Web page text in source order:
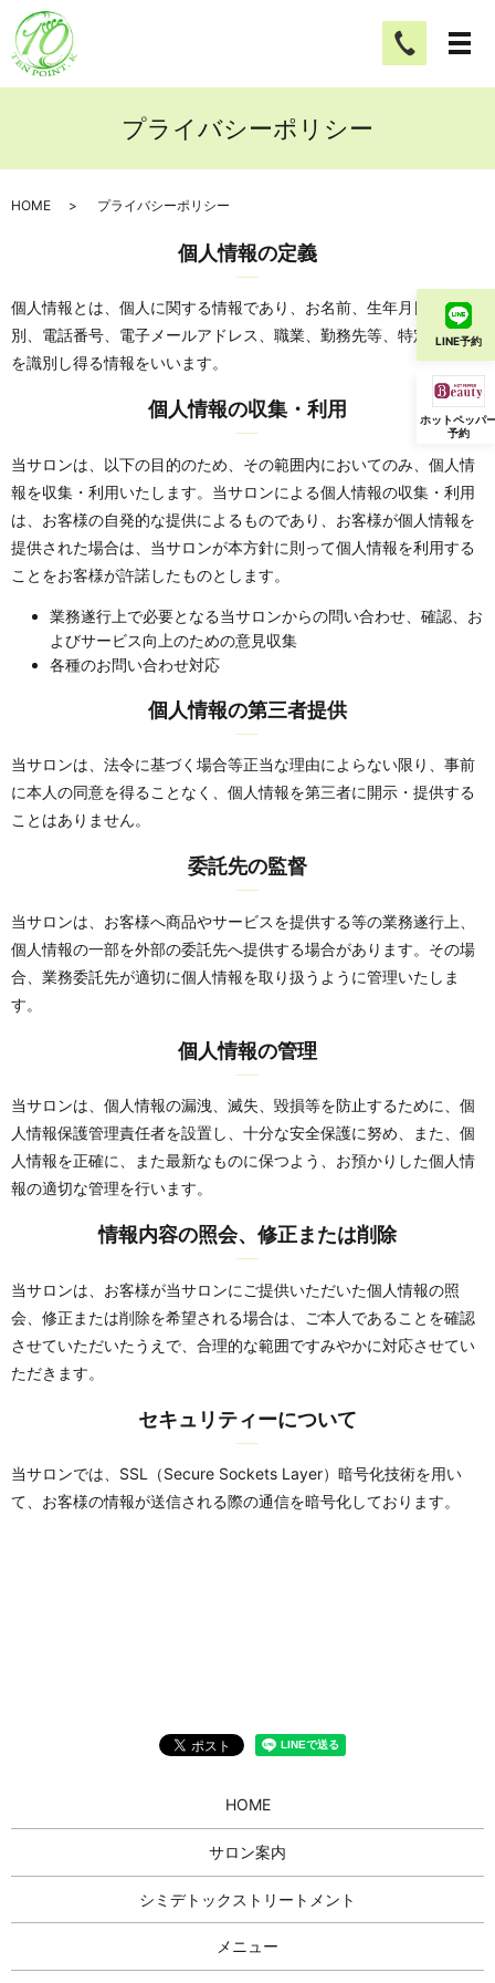
LINE予約
ホットペッパ
予約
プライバシーポリシー
HOME プライバシーポリシー
個人情報の定義
個人情報とは、個人に関する情報であり、お名前、生年月日、性
別、電話番号、電子メールアドレス、職業、勤務先等、特定の個人
を識別し得る情報をいいます。
個人情報の収集・利用
当サロンは、以下の目的のため、その範囲内においてのみ、個人情
報を収集・利用いたします。当サロンによる個人情報の収集・利用
は、お客様の自発的な提供によるものであり、お客様が個人情報を
提供された場合は、当サロンが本方針に則って個人情報を利用する
ことをお客様が許諾したものとします。
業務遂行上で必要となる当サロンからの問い合わせ、確認、お
よびサービス向上のための意見収集
各種のお問い合わせ対応
個人情報の第三者提供
当サロンは、法令に基づく場合等正当な理由によらない限り、事前
に本人の同意を得ることなく、個人情報を第三者に開示・提供する
ことはありません。
委託先の監督
当サロンは、お客様へ商品やサービスを提供する等の業務遂行上、
個人情報の一部を外部の委託先へ提供する場合があります。その場
合、業務委託先が適切に個人情報を取り扱うように管理いたしま
す。
個人情報の管理
当サロンは、個人情報の漏洩、滅失、毀損等を防止するために、個
人情報保護管理責任者を設置し、十分な安全保護に努め、また、個
人情報を正確に、また最新なものに保つよう、お預かりした個人情
報の適切な管理を行います。
情報内容の照会、修正または削除
当サロンは、お客様が当サロンにご提供いただいた個人情報の照
会、修正または削除を希望される場合は、ご本人であることを確認
させていただいたうえで、合理的な範囲ですみやかに対応させてい
ただきます。
セキュリティーについて
当サロンでは、SSL（Secure Sockets Layer）暗号化技術を用い
て、お客様の情報が送信される際の通信を暗号化しております。
HOME
サロン案内
シミデトックストリートメント
メニュー